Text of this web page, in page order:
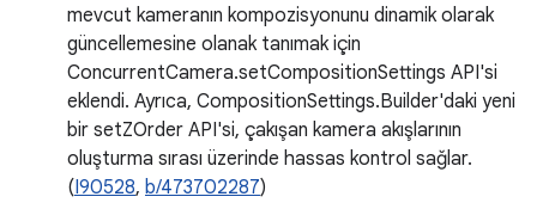
mevcut kameranın kompozisyonunu dinamik olarak
güncellemesine olanak tanımak için
ConcurrentCamera.setCompositionSettings API'si
eklendi. Ayrıca, CompositionSettings.Builder'daki yeni
bir setZOrder API'si, çakışan kamera akışlarının
oluşturma sırası üzerinde hassas kontrol sağlar.
(I90528, b/473702287)